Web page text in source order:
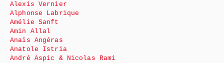
Alexis Vernier
Alphonse Labrique
Amélie Sanft
Amin Allal
Anaïs Angéras
Anatole Istria
André Aspic & Nicolas Rami